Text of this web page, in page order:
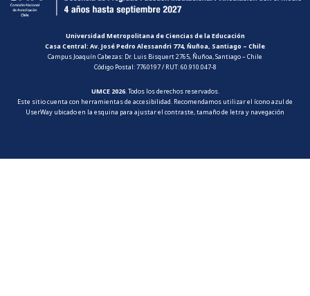
Universidad Metropolitana de Ciencias de la Educación
Casa Central: Av. José Pedro Alessandri 774, Ñuñoa, Santiago – Chile
Campus Joaquín Cabezas: Dr. Luis Bisquert 2765, Ñuñoa, Santiago – Chile
Código Postal: 7760197 / RUT: 60.910.047-8
UMCE 2026. Todos los derechos reservados.
Este sitio cuenta con herramientas de accesibilidad. Recomendamos utilizar el ícono azul de
UserWay ubicado en la esquina para ajustar el contraste, tamaño de letra y navegación